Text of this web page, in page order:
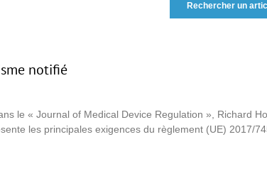
Rechercher un
notifié
le « Journal of Medical Device Regulation », Richard
les principales exigences du règlement (UE) 2017/